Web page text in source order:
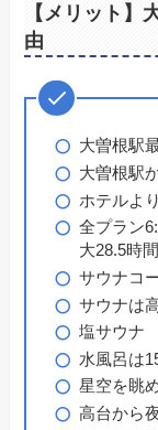
【メリット】
由
大曽根駅
大曽根駅
ホテルよ
全プラン
大28.5時
サウナコ
サウナは
塩サウナ
水風呂は
星空を眺
高台から